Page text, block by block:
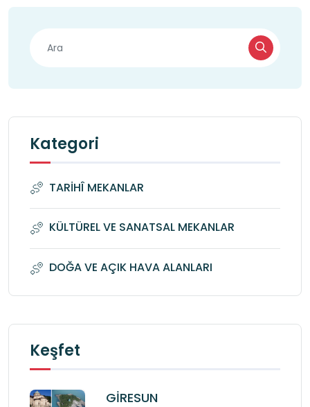
Kategori
TARİHÎ MEKANLAR
KÜLTÜREL VE SANATSAL MEKANLAR
DOĞA VE AÇIK HAVA ALANLARI
Keşfet
GİRESUN